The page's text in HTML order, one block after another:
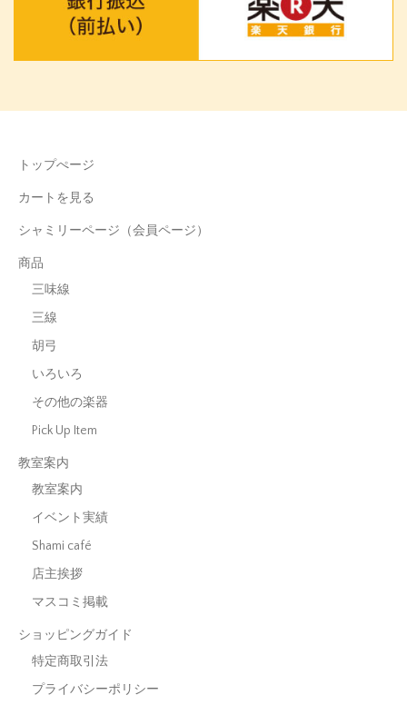
トップぺージ
カートを見る
シャミリーページ（会員ページ）
商品
三味線
三線
胡弓
いろいろ
その他の楽器
Pick Up Item
教室案内
教室案内
イベント実績
Shami café
店主挨拶
マスコミ掲載
ショッピングガイド
特定商取引法
プライバシーポリシー